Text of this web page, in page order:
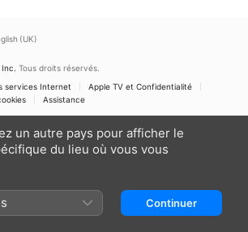
(UK)
Inc. Tous droits réservés.
services Internet
Apple TV et Confidentialité
Assistance
un autre pays pour afficher le
du lieu où vous vous
Continuer